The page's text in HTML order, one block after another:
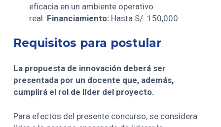
eficacia en un ambiente operativo
real. Financiamiento: Hasta S/. 150,000.
Requisitos para postular
La propuesta de innovación deberá ser
presentada por un docente que, además,
cumplirá el rol de líder del proyecto.
Para efectos del presente concurso, se considera